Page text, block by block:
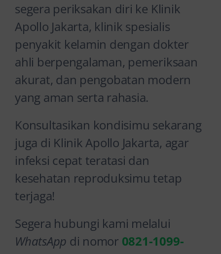
segera periksakan diri ke Klinik
Apollo Jakarta, klinik spesialis
penyakit kelamin dengan dokter
ahli berpengalaman, pemeriksaan
akurat, dan pengobatan modern
yang aman serta rahasia.
Konsultasikan kondisimu sekarang
juga di Klinik Apollo Jakarta, agar
infeksi cepat teratasi dan
kesehatan reproduksimu tetap
terjaga!
Segera hubungi kami melalui
WhatsApp di nomor 0821-1099-